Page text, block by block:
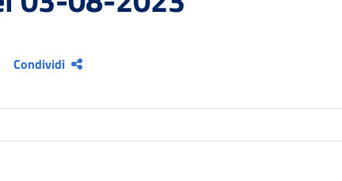
Condividi